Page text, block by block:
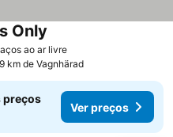
ao ar livreVer preços
Only
km de Vagnhärad
preços
Ver preços